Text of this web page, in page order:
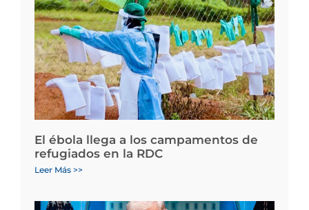
El ébola llega a los campamentos de
refugiados en la RDC
Leer Más >>